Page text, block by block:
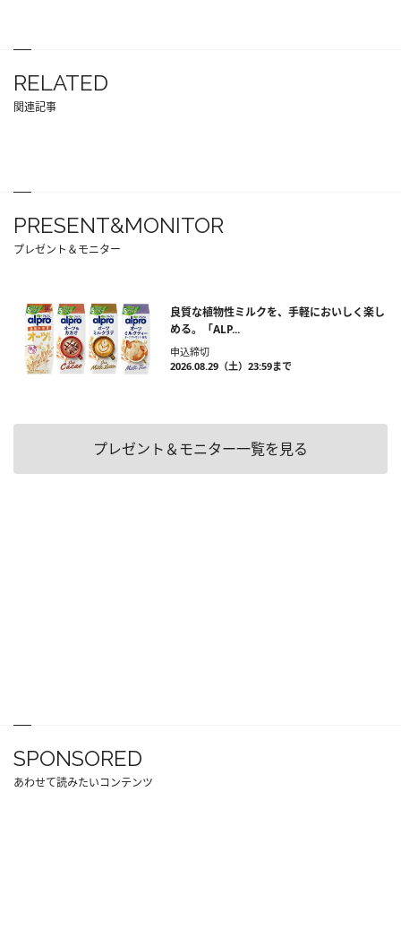
RELATED
関連記事
PRESENT&MONITOR
プレゼント＆モニター
良質な植物性ミルクを、手軽においしく楽し
める。「ALP...
申込締切
2026.08.29（土）23:59まで
プレゼント＆モニター一覧を見る
SPONSORED
あわせて読みたいコンテンツ